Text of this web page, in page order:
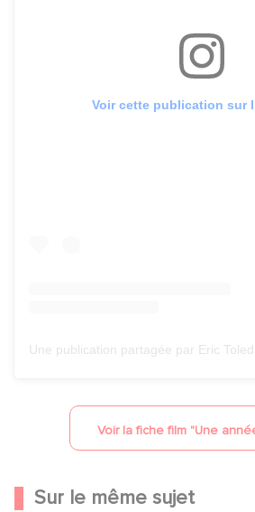
Voir cette publication sur
Voir la fiche film "Une
Sur le même sujet